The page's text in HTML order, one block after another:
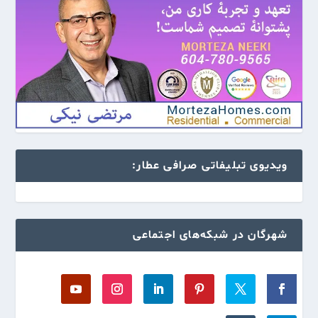
ویدیوی تبلیفاتی صرافی عطار:
شهرگان در شبکه‌های اجتماعی